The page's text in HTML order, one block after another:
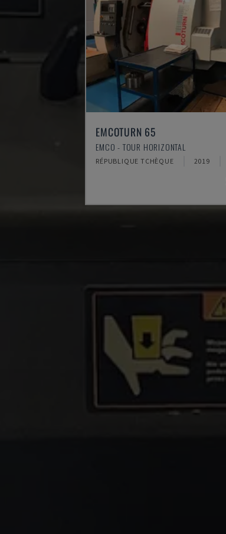
EMCOTURN 65
EMCO - TOUR HORIZONTAL
RÉPUBLIQUE TCHÈQUE 2019